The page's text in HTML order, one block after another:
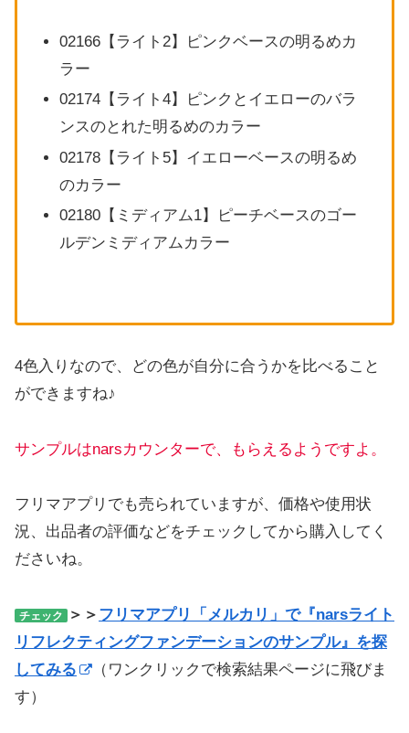
02166【ライト2】ピンクベースの明るめカ
ラー
02174【ライト4】ピンクとイエローのバラ
ンスのとれた明るめのカラー
02178【ライト5】イエローベースの明るめ
のカラー
02180【ミディアム1】ピーチベースのゴー
ルデンミディアムカラー
4色入りなので、どの色が自分に合うかを比べること
ができますね♪
サンプルはnarsカウンターで、もらえるようですよ。
フリマアプリでも売られていますが、価格や使用状
況、出品者の評価などをチェックしてから購入してく
ださいね。
チェック ＞＞ フリマアプリ「メルカリ」で『narsライト
リフレクティングファンデーションのサンプル』を探
してみる
（ワンクリックで検索結果ページに飛びま
す）